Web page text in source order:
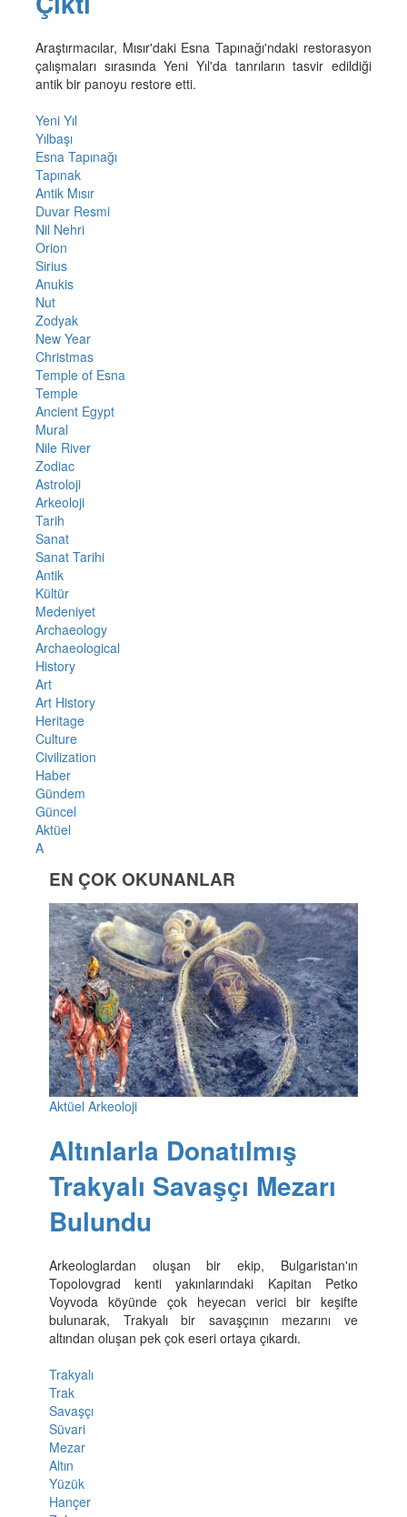
Araştırmacılar, Mısır'daki Esna Tapınağı'ndaki restorasyon
çalışmaları sırasında Yeni Yıl'da tanrıların tasvir edildiği
antik bir panoyu restore etti.
Yeni Yıl
Yılbaşı
Esna Tapınağı
Tapınak
Antik Mısır
Duvar Resmi
Nil Nehri
Orion
Sirius
Anukis
Nut
Zodyak
New Year
Christmas
Temple of Esna
Temple
Ancient Egypt
Mural
Nile River
Zodiac
Astroloji
Arkeoloji
Tarih
Sanat
Sanat Tarihi
Antik
Kültür
Medeniyet
Archaeology
Archaeological
History
Art
Art History
Heritage
Culture
Civilization
Haber
Gündem
Güncel
Aktüel
A
EN ÇOK OKUNANLAR
Aktüel Arkeoloji
Altınlarla Donatılmış
Trakyalı Savaşçı Mezarı
Bulundu
Arkeologlardan oluşan bir ekip, Bulgaristan'ın
Topolovgrad kenti yakınlarındaki Kapitan Petko
Voyvoda köyünde çok heyecan verici bir keşifte
bulunarak, Trakyalı bir savaşçının mezarını ve
altından oluşan pek çok eseri ortaya çıkardı.
Trakyalı
Trak
Savaşçı
Süvari
Mezar
Altın
Yüzük
Hançer